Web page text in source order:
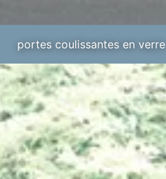
portes coulissantes en verre